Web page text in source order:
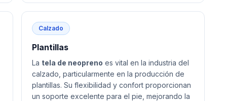
Calzado
Plantillas
La tela de neopreno es vital en la industria del
calzado, particularmente en la producción de
plantillas. Su flexibilidad y confort proporcionan
un soporte excelente para el pie, mejorando la